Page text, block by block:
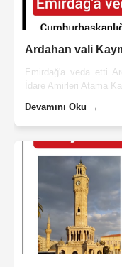
Ardahan vali
Emirdağ'a veda etti
İdare Amirleri Atama
Devamını Oku →